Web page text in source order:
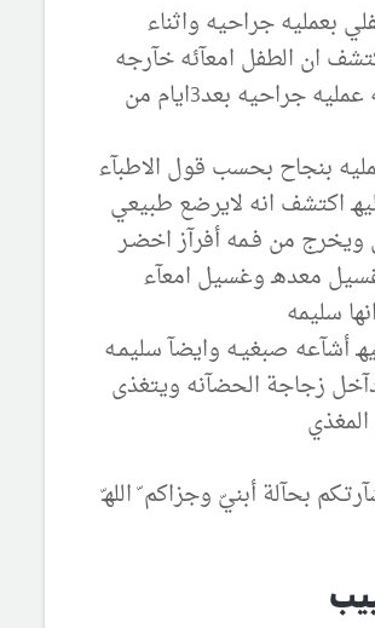
بعمليه جراحيه واثناء
ان الطفل امعآئه خآرجه
وأجرـت له عمليه جراحيه بعد3ايام من
بنجاح بحسب قول الاطبآء
اكتشف انه لايرضع طبيعي
من فـمه أفرآز اخضـر
معدهـ وغسيل امعآء
سليمه
أشآعه صبغيـه وايضآ سليمـه
زجاجة الحضآنه ويتغذى
بحآلة أبنيّ وجزاكم ّ اللهـّ